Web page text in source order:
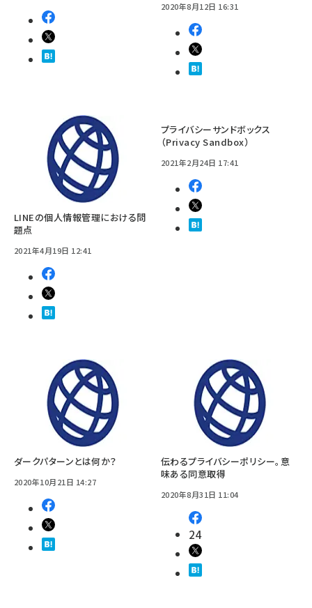
2020年8月12日 16:31
LINEの個人情報管理における問
題点
2021年4月19日 12:41
プライバシーサンドボックス
（Privacy Sandbox）
2021年2月24日 17:41
ダークパターンとは何か？
2020年10月21日 14:27
伝わるプライバシーポリシー。意
味ある同意取得
2020年8月31日 11:04
24